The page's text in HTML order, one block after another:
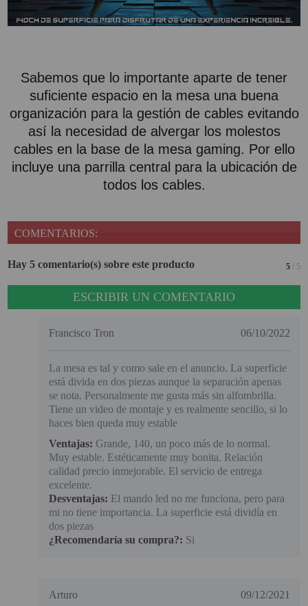
Sabemos que lo importante aparte de tener
suficiente espacio en la mesa una buena
organización para la gestión de cables evitando
así la necesidad de alvergar los molestos
cables en la base de la mesa gaming. Por ello
incluye una parrilla central para la ubicación de
todos los cables.
COMENTARIOS:
Hay 5 comentario(s) sobre este producto 5/ 5
ESCRIBIR UN COMENTARIO
Francisco Tron 06/10/2022
La mesa es tal y como sale en el anuncio. La superficie
está divida en dos piezas aunque la separación apenas
se nota. Personalmente me gusta más sin alfombrilla.
Tiene un video de montaje y es realmente sencillo, si lo
haces bien queda muy estable
Ventajas: Grande, 140, un poco más de lo normal.
Muy estable. Estéticamente muy bonita. Relación
calidad precio inmejorable. El servicio de entrega
excelente.
Desventajas: El mando led no me funciona, pero para
mi no tiene importancia. La superficie está dividía en
dos piezas
¿Recomendaría su compra?: Si
Arturo 09/12/2021